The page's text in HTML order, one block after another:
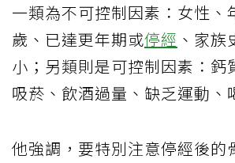
一類為不可控制因素：女性、
歲、已達更年期或停經 、家族
小；另類則是可控制因素：鈣
吸菸、飲酒過量、缺乏運動、
他強調，要特別注意停經後的